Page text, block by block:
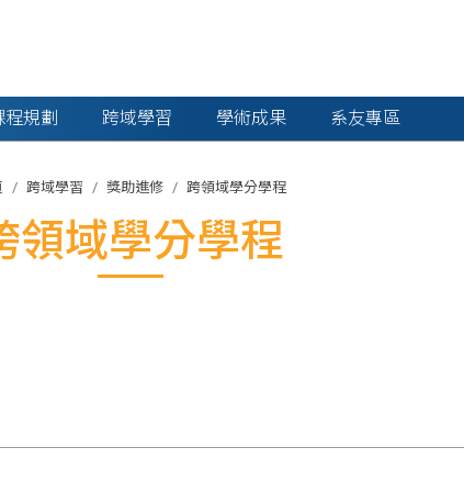
程規劃 跨域學習 學術成果 系友專區
跨域學習 獎助進修 跨領域學分學程
領域學分學程